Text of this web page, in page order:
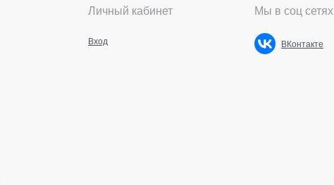
Личный кабинет
Вход
Мы в соц сетях
ВКонтакте